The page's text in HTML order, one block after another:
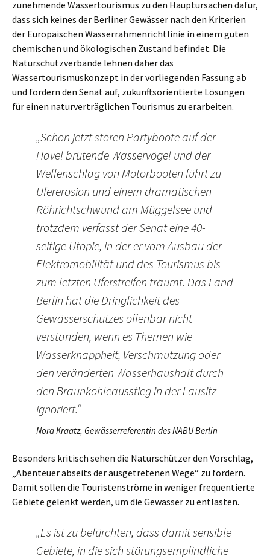
zunehmende Wassertourismus zu den Hauptursachen dafür,
dass sich keines der Berliner Gewässer nach den Kriterien
der Europäischen Wasserrahmenrichtlinie in einem guten
chemischen und ökologischen Zustand befindet. Die
Naturschutzverbände lehnen daher das
Wassertourismuskonzept in der vorliegenden Fassung ab
und fordern den Senat auf, zukunftsorientierte Lösungen
für einen naturverträglichen Tourismus zu erarbeiten.
„Schon jetzt stören Partyboote auf der
Havel brütende Wasservögel und der
Wellenschlag von Motorbooten führt zu
Ufererosion und einem dramatischen
Röhrichtschwund am Müggelsee und
trotzdem verfasst der Senat eine 40-
seitige Utopie, in der er vom Ausbau der
Elektromobilität und des Tourismus bis
zum letzten Uferstreifen träumt. Das Land
Berlin hat die Dringlichkeit des
Gewässerschutzes offenbar nicht
verstanden, wenn es Themen wie
Wasserknappheit, Verschmutzung oder
den veränderten Wasserhaushalt durch
den Braunkohleausstieg in der Lausitz
ignoriert.“
Nora Kraatz, Gewässerreferentin des NABU Berlin
Besonders kritisch sehen die Naturschützer den Vorschlag,
„Abenteuer abseits der ausgetretenen Wege“ zu fördern.
Damit sollen die Touristenströme in weniger frequentierte
Gebiete gelenkt werden, um die Gewässer zu entlasten.
„Es ist zu befürchten, dass damit sensible
Gebiete, in die sich störungsempfindliche